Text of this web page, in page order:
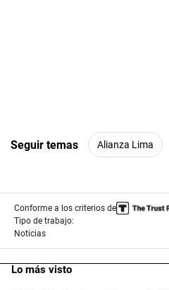
Seguir temas Alianza Lima
Conforme a los criterios de
Tipo de trabajo:
Noticias
Lo más visto